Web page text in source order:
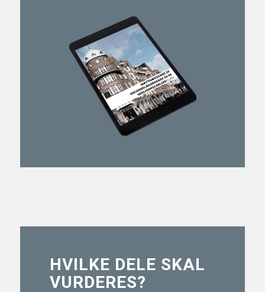
HVILKE DELE SKAL
VURDERES?